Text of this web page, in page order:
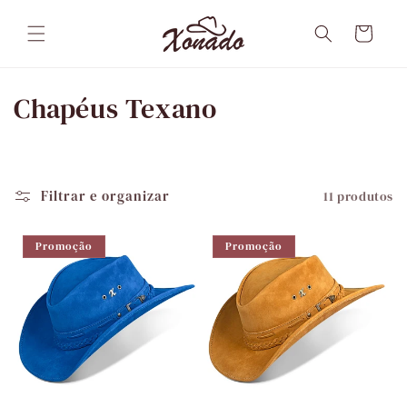
conteúdo
Carrinho
C
e
ç
o
:
Chapéus Texano
Filtrar e organizar 11 produtos
Promoção Promoção